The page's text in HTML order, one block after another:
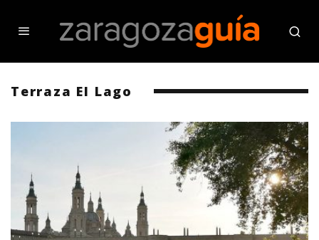
Terraza El Lago